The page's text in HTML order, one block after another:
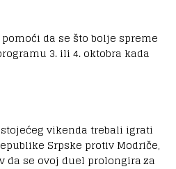
da se što bolje spreme
3. ili 4. oktobra kada
vikenda trebali igrati
Srpske protiv Modriče,
da se ovoj duel prolongira za